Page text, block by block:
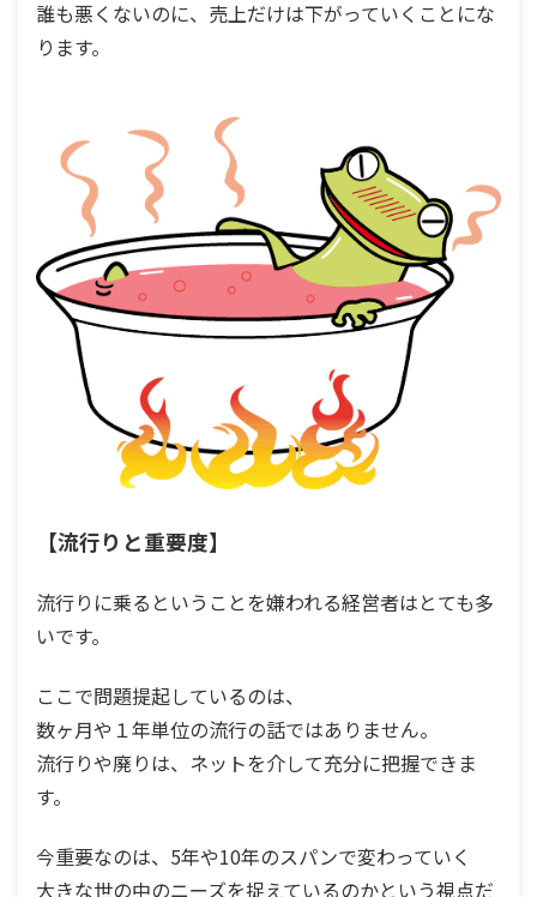
誰も悪くないのに、売上だけは下がっていくことにな
ります。
【流行りと重要度】
流行りに乗るということを嫌われる経営者はとても多
いです。
ここで問題提起しているのは、
数ヶ月や１年単位の流行の話ではありません。
流行りや廃りは、ネットを介して充分に把握できま
す。
今重要なのは、5年や10年のスパンで変わっていく
大きな世の中のニーズを捉えているのかという視点だ